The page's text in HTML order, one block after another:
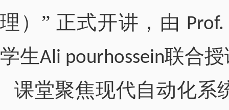
理）” 正式开讲，由
学生Ali pourhossein联合
课堂聚焦现代自动化系